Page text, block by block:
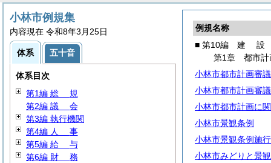
例規名称
■ 第10編 建 設
第1章 都市計
小林市都市計画審
小林市都市計画審
小林市都市計画に
小林市景観条例
小林市景観条例施
小林市みどりと景
小林市例規集
内容現在 令和8年3月25日
体系 五十音
体系目次
第1編 総 規
第2編 議 会
第3編 執行機関
第4編 人 事
第5編 給 与
第6編 財 務